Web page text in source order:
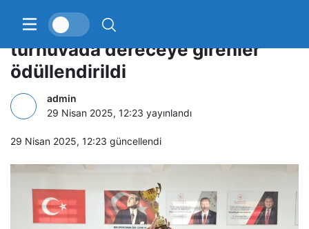
Gölcük’te okullar arası
turnuvada dereceye girenler
ödüllendirildi
admin
29 Nisan 2025, 12:23 yayınlandı
29 Nisan 2025, 12:23 güncellendi